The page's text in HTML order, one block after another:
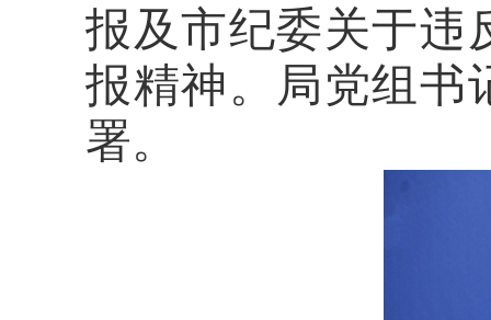
报及市纪委关于违
报精神。局党组书
署。